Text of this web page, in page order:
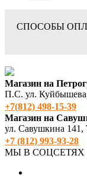
СПОСОБЫ
Магазин на
П.С. ул.
+7(812) 498‑15-39
Магазин на
ул. Савушкина
+7 (812) 993-93-28
МЫ В СОЦСЕТЯХ